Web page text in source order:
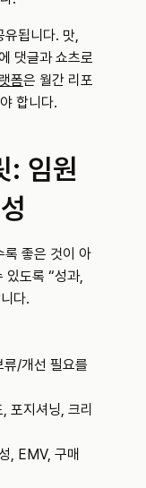
유됩니다. 맛,
댓글과 쇼츠로
폼은 월간 리포
합니다.
: 임원
록 좋은 것이 아
있도록 “성과,
다.
/개선 필요를
포지셔닝, 크리
, EMV, 구매